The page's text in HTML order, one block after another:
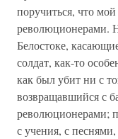
поручиться, что
революционерами.
Белостоке,
солдат, как-то
как был убит ни с
возвращавшийся с
революционерами;
с учения, с